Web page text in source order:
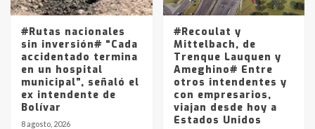
5
entre 857 a 1338 pesos
#Rutas nacionales
sin inversión# “Cada
accidentado termina
en un hospital
municipal”, señaló el
ex intendente de
Bolívar
8 agosto, 2026
#Recoulat y
Mittelbach, de
Trenque Lauquen y
Ameghino# Entre
otros intendentes y
con empresarios,
viajan desde hoy a
Estados Unidos